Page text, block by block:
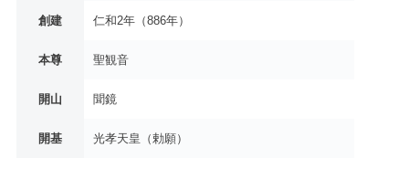
創建 仁和2年（886年）
本尊 聖観音
開山 聞鏡
開基 光孝天皇（勅願）